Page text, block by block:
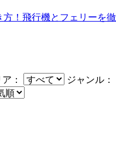
！飛行機とフェリーを徹
：
ジャンル：